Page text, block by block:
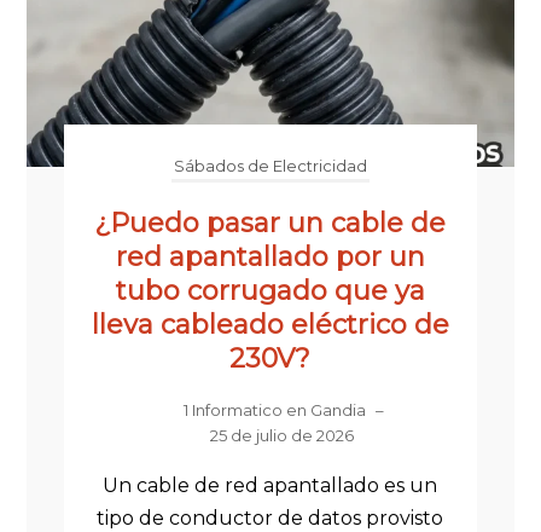
Sábados de Electricidad
¿Puedo pasar un cable de
red apantallado por un
tubo corrugado que ya
lleva cableado eléctrico de
230V?
1 Informatico en Gandia –
25 de julio de 2026
Un cable de red apantallado es un
tipo de conductor de datos provisto